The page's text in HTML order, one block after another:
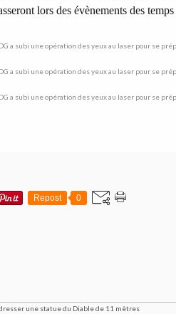
lors des évènements des
Repost 0